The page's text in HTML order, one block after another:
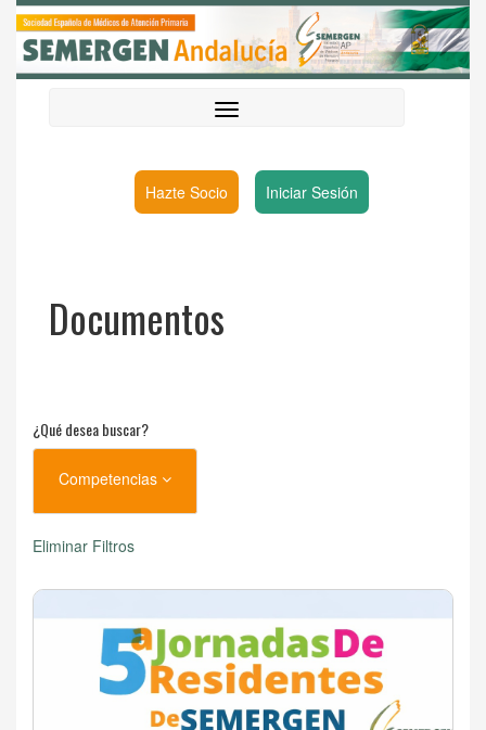
Hazte Socio Iniciar Sesión
Documentos
¿Qué desea buscar?
Competencias
Eliminar Filtros